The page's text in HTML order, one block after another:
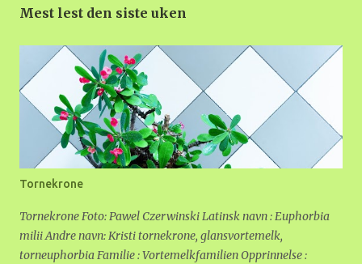
Mest lest den siste uken
Tornekrone
Tornekrone Foto: Pawel Czerwinski Latinsk navn : Euphorbia
milii Andre navn: Kristi tornekrone, glansvortemelk,
torneuphorbia Familie : Vortemelkfamilien Opprinnelse :